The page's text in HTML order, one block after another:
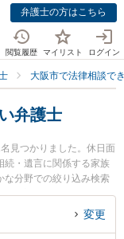
弁護士の方はこちら
閲覧履歴 マイリスト ログイン
大阪市で法律相談で
弁護士
見つかりました。休日面
続・遺言に関係する家族
な分野での絞り込み検索
のプロフィール情報や弁
区で土日や夜間に発生
変更